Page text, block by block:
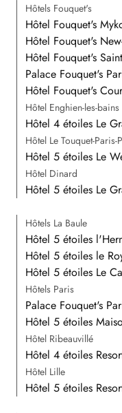
Hôtels Fouquet's
Hôtel Fouquet's
Hôtel Fouquet's
Hôtel Fouquet's
Palace Fouquet's
Hôtel Fouquet's
Hôtel Enghien-les-bains
Hôtel 4 étoiles Le
Hôtel Le Touquet-Paris-
Hôtel 5 étoiles Le
Hôtel Dinard
Hôtel 5 étoiles Le
Hôtels La Baule
Hôtel 5 étoiles
Hôtel 5 étoiles le
Hôtel 5 étoiles Le
Hôtels Paris
Palace Fouquet's
Hôtel 5 étoiles
Hôtel Ribeauvillé
Hôtel 4 étoiles
Hôtel Lille
Hôtel 5 étoiles